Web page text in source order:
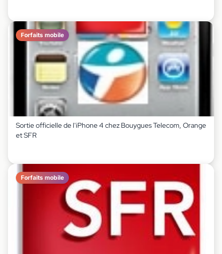
Forfaits mobile
Sortie officielle de l'iPhone 4 chez Bouygues Telecom, Orange
et SFR
Forfaits mobile